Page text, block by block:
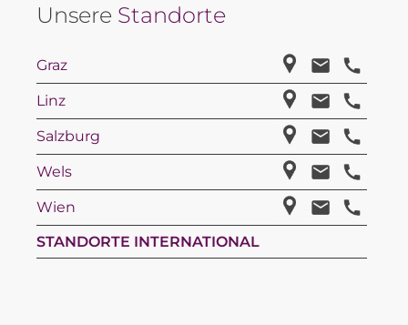
Unsere Standorte
Graz
Linz
Salzburg
Wels
Wien
STANDORTE INTERNATIONAL